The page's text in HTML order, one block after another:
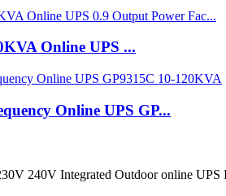
Online UPS ...
Online UPS GP...